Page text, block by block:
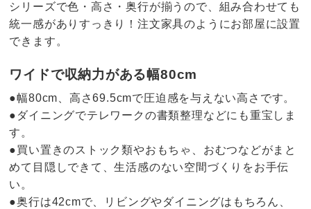
シリーズで色・高さ・奥行が揃うので、組み合わせても
統一感がありすっきり！注文家具のようにお部屋に設置
できます。
ワイドで収納力がある幅80cm
●幅80cm、高さ69.5cmで圧迫感を与えない高さです。
●ダイニングでテレワークの書類整理などにも重宝しま
す。
●買い置きのストック類やおもちゃ、おむつなどがまと
めて目隠しできて、生活感のない空間づくりをお手伝
い。
●奥行は42cmで、リビングやダイニングはもちろん、